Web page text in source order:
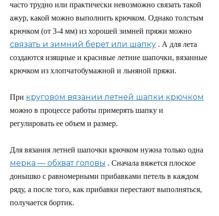
часто трудно или практически невозможно связать такой
ажур, какой можно выполнить крючком. Однако толстым
крючком (от 3-4 мм) из хорошей зимней пряжи можно
связать и зимний берет или шапку . А для лета
создаются изящные и красивые летние шапочки, вязанные
крючком из хлопчатобумажной и льняной пряжи.
При круговом вязании летней шапки крючком
можно в процессе работы примерять шапку и
регулировать ее объем и размер.
Для вязания летней шапочки крючком нужна только одна
мерка — обхват головы . Сначала вяжется плоское
донышко с равномерными прибавками петель в каждом
ряду, а после того, как прибавки перестают выполняться,
получается бортик.